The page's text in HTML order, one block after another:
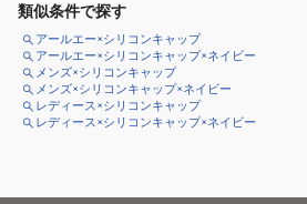
類似条件で探す
アールエー×シリコンキャップ
アールエー×シリコンキャップ×ネイビー
メンズ×シリコンキャップ
メンズ×シリコンキャップ×ネイビー
レディース×シリコンキャップ
レディース×シリコンキャップ×ネイビー